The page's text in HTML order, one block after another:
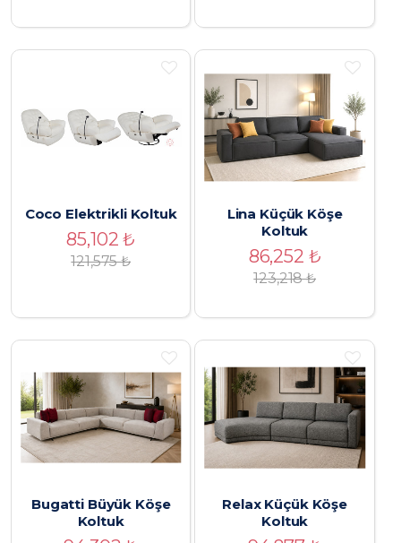
Coco Elektrikli Koltuk
85,102₺
121,575₺
Lina Küçük Köşe
Koltuk
86,252 ₺
123,218₺
Bugatti Büyük Köşe
Koltuk
Relax Küçük Köşe
Koltuk